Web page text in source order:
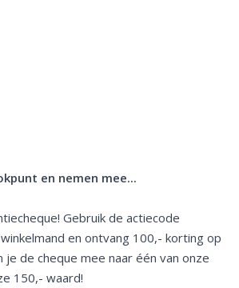
en nemen mee...
Gebruik de actiecode
en ontvang 100,- korting op
je de cheque mee naar één van onze
150,- waard!